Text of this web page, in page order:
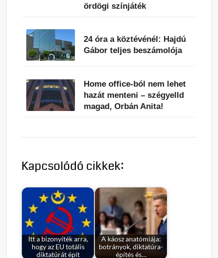
ördögi színjáték
24 óra a köztévénél: Hajdú
Gábor teljes beszámolója
Home office-ból nem lehet
hazát menteni – szégyelld
magad, Orbán Anita!
Kapcsolódó cikkek:
Itt a bizonyíték arra,
hogy az EU totális
diktatúrát épít
A káosz anatómiája:
botrányok, diktatúra-
építés és…